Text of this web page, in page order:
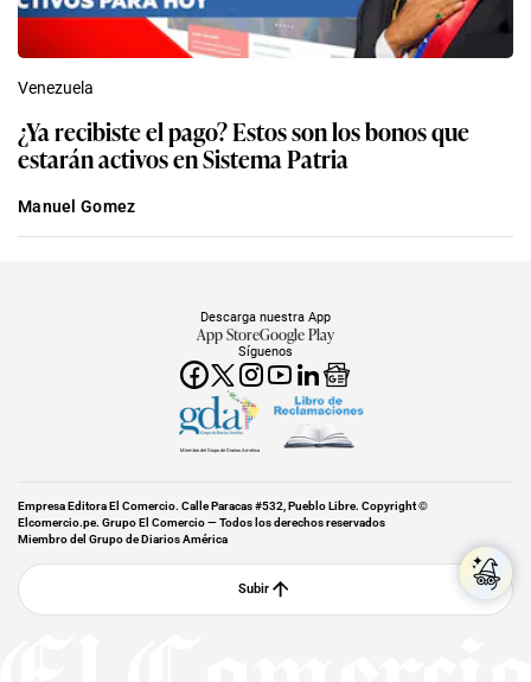
Venezuela
¿Ya recibiste el pago? Estos son los bonos que
estarán activos en Sistema Patria
Manuel Gomez
Síguenos
Descarga nuestra App
App StoreGoogle Play
Miembro del Grupo de Diarios América
Empresa Editora El Comercio. Calle Paracas #532, Pueblo Libre. Copyright ©
Elcomercio.pe. Grupo El Comercio — Todos los derechos reservados
Miembro del Grupo de Diarios América
Subir